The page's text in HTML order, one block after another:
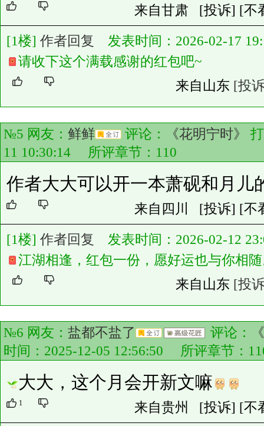
来自甘肃 [投诉] [不
[1楼] 作者回复
发表时间：2026-02-17
请收下这个满载感谢的红包吧~
来自山东 [投
№5 网友： 鲜鲜 评论： 《花明宁时》
11 10:30:14 所评章节： 110
作者大大可以开一本萧砚和月儿
来自四川 [投诉] [不
[1楼] 作者回复
发表时间：2026-02-12
江湖相逢，红包一份，愿好运也与你相
来自山东 [投
№6 网友： 盐都不盐了 评论：
时间：2025-12-05 12:56:50 所评章节：
大大，这个月会开新文嘛
1 来自贵州 [投诉] [不